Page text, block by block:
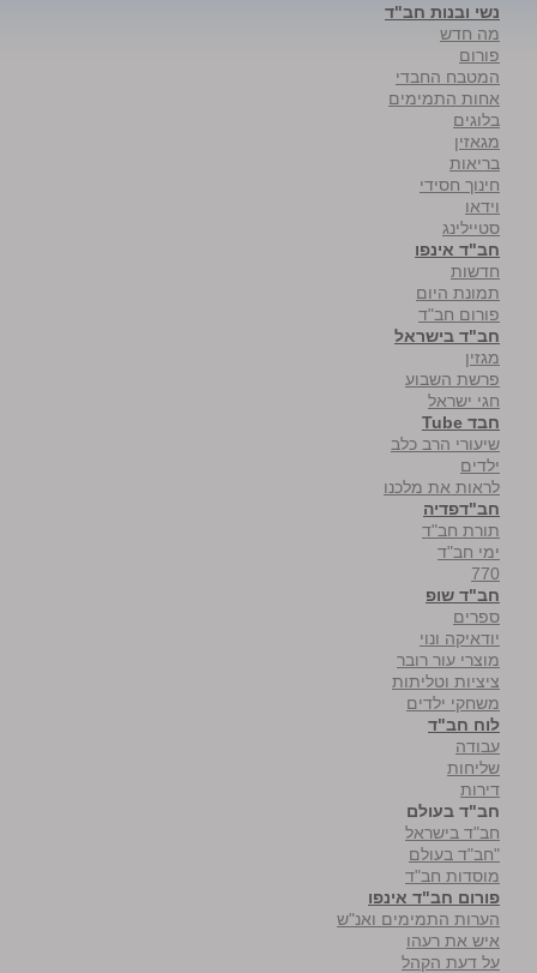
נשי ובנות חב"ד
מה חדש
פורום
המטבח החבדי
אחות התמימים
בלוגים
מגאזין
בריאות
חינוך חסידי
וידאו
סטיילינג
חב"ד אינפו
חדשות
תמונת היום
פורום חב"ד
חב"ד בישראל
מגזין
פרשת השבוע
חגי ישראל
חבד Tube
שיעורי הרב כלב
ילדים
לראות את מלכנו
חב"דפדיה
תורת חב"ד
ימי חב"ד
770
חב"ד שופ
ספרים
יודאיקה ונוי
מוצרי עור רובר
ציציות וטליתות
משחקי ילדים
לוח חב"ד
עבודה
שליחות
דירות
חב"ד בעולם
חב"ד בישראל
"חב"ד בעולם
מוסדות חב"ד
פורום חב"ד אינפו
הערות התמימים ואנ"ש
איש את רעהו
על דעת הקהל